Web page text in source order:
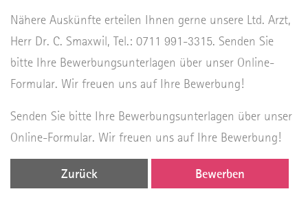
Nähere Auskünfte erteilen Ihnen gerne unsere Ltd. Arzt,
Herr Dr. C. Smaxwil, Tel.: 0711 991-3315. Senden Sie
bitte Ihre Bewerbungsunterlagen über unser Online-
Formular. Wir freuen uns auf Ihre Bewerbung!
Senden Sie bitte Ihre Bewerbungsunterlagen über unser
Online-Formular. Wir freuen uns auf Ihre Bewerbung!
Zurück Bewerben